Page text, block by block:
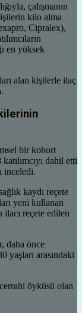
çalışmanın
kilo alma
Cipralex),
en yüksek
alan kişilerle ilaç
bir kohort
dahil etti
inceledi.
kaydı reçete
yeni kullanan
ilacı reçete edilen
daha önce
yaşları arasındaki
öyküsü olan